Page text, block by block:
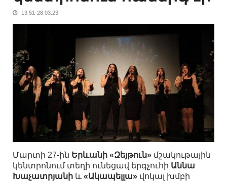
13:51-28.03.23
Մարտի 27-ին Երևանի «Զեյթուն» մշակութային
կենտրոնում տեղի ունեցավ երգչուհի Աննա
Խաչատրյանի և «Ակապելլա» վոկալ խմբի